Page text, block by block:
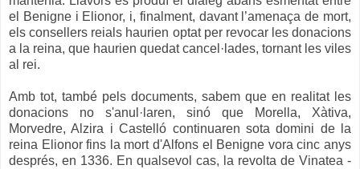
el Benigne i Elionor, i, finalment, davant l’amenaça de mort,
els consellers reials haurien optat per revocar les donacions
a la reina, que haurien quedat cancel·lades, tornant les viles
al rei.
Amb tot, també pels documents, sabem que en realitat les
donacions no s'anul·laren, sinó que Morella, Xàtiva,
Morvedre, Alzira i Castelló continuaren sota domini de la
reina Elionor fins la mort d'Alfons el Benigne vora cinc anys
després, en 1336. En qualsevol cas, la revolta de Vinatea -